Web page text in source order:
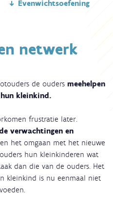
Evenwichtsoefening
netwerk
de ouders meehelpen
kleinkind.
frustratie later.
verwachtingen en
en het omgaan met het nieuwe
hun kleinkinderen wat
dan die van de ouders. Het
kleinkind is nu eenmaal niet